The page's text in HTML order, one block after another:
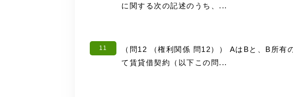
に関する次の記述のうち、...
11
（問12 （権利関係 問12）） AはBと、B所
て賃貸借契約（以下この問...